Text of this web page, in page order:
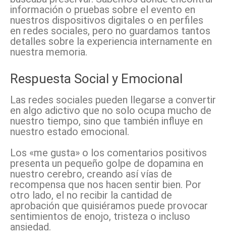
información o pruebas sobre el evento en
nuestros dispositivos digitales o en perfiles
en redes sociales, pero no guardamos tantos
detalles sobre la experiencia internamente en
nuestra memoria.
Respuesta Social y Emocional
Las redes sociales pueden llegarse a convertir
en algo adictivo que no solo ocupa mucho de
nuestro tiempo, sino que también influye en
nuestro estado emocional.
Los «me gusta» o los comentarios positivos
presenta un pequeño golpe de dopamina en
nuestro cerebro, creando así vías de
recompensa que nos hacen sentir bien. Por
otro lado, el no recibir la cantidad de
aprobación que quisiéramos puede provocar
sentimientos de enojo, tristeza o incluso
ansiedad.